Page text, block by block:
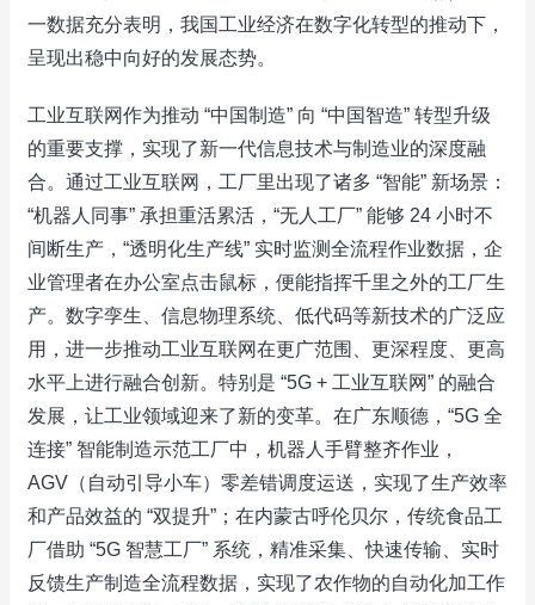
一数据充分表明，我国工业经济在数字化转型的推动下，
呈现出稳中向好的发展态势。​
工业互联网作为推动 “中国制造” 向 “中国智造” 转型升级
的重要支撑，实现了新一代信息技术与制造业的深度融
合。通过工业互联网，工厂里出现了诸多 “智能” 新场景：
“机器人同事” 承担重活累活，“无人工厂” 能够 24 小时不
间断生产，“透明化生产线” 实时监测全流程作业数据，企
业管理者在办公室点击鼠标，便能指挥千里之外的工厂生
产。数字孪生、信息物理系统、低代码等新技术的广泛应
用，进一步推动工业互联网在更广范围、更深程度、更高
水平上进行融合创新。特别是 “5G + 工业互联网” 的融合
发展，让工业领域迎来了新的变革。在广东顺德，“5G 全
连接” 智能制造示范工厂中，机器人手臂整齐作业，
AGV（自动引导小车）零差错调度运送，实现了生产效率
和产品效益的 “双提升”；在内蒙古呼伦贝尔，传统食品工
厂借助 “5G 智慧工厂” 系统，精准采集、快速传输、实时
反馈生产制造全流程数据，实现了农作物的自动化加工作